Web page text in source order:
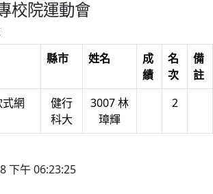
校院運動會
縣市 姓名
成
績
名
次
備
註
網
健行
科大
3007 林
璋輝
2
下午 06:23:25